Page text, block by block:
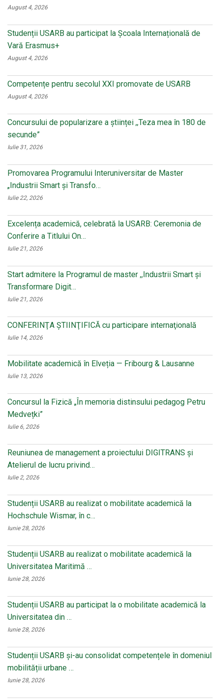
August 4, 2026
Studenții USARB au participat la Școala Internațională de
Vară Erasmus+
August 4, 2026
Competențe pentru secolul XXI promovate de USARB
August 4, 2026
Concursului de popularizare a științei ,,Teza mea în 180 de
secunde”
Iulie 31, 2026
Promovarea Programului Interuniversitar de Master
„Industrii Smart și Transfo…
Iulie 22, 2026
Excelența academică, celebrată la USARB: Ceremonia de
Conferire a Titlului On…
Iulie 21, 2026
Start admitere la Programul de master ,,Industrii Smart și
Transformare Digit…
Iulie 21, 2026
CONFERINŢA ŞTIINŢIFICĂ cu participare internaţională
Iulie 14, 2026
Mobilitate academică în Elveția — Fribourg & Lausanne
Iulie 13, 2026
Concursul la Fizică „În memoria distinsului pedagog Petru
Medvețki”
Iulie 6, 2026
Reuniunea de management a proiectului DIGITRANS și
Atelierul de lucru privind…
Iulie 2, 2026
Studenții USARB au realizat o mobilitate academică la
Hochschule Wismar, în c…
Iunie 28, 2026
Studenții USARB au realizat o mobilitate academică la
Universitatea Maritimă …
Iunie 28, 2026
Studenții USARB au participat la o mobilitate academică la
Universitatea din …
Iunie 28, 2026
Studenții USARB și-au consolidat competențele în domeniul
mobilității urbane …
Iunie 28, 2026